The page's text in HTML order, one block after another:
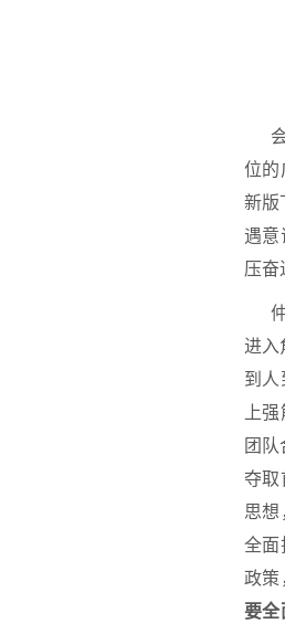
位的
新版
遇意
压奋
进入
到人
上
团
夺取
思想
全面
政策
要全